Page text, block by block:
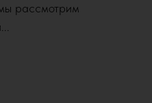
рассмотрим